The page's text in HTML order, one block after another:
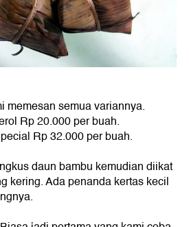
memesan semua variannya.
Rp 20.000 per buah.
Rp 32.000 per buah.
daun bambu kemudian diikat
kering. Ada penanda kertas kecil